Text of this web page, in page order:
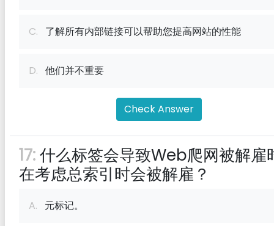
C. 了解所有内部链接可以帮助您提高网站的性能
D. 他们并不重要
Check Answer
17:什么标签会导致Web爬网被解雇
在考虑总索引时会被解雇？
A. 元标记。